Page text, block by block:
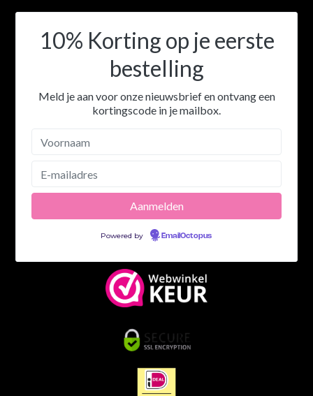
10% Korting op je eerste
bestelling
Meld je aan voor onze nieuwsbrief en ontvang een
kortingscode in je mailbox.
Powered by EmailOctopus